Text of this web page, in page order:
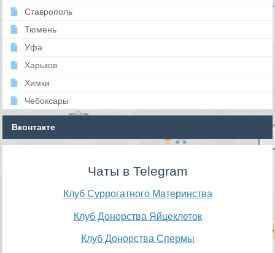
Ставрополь
Тюмень
Уфа
Харьков
Химки
Чебоксары
Вконтакте
Чаты в Telegram
Клуб Суррогатного Материнства
Клуб Донорства Яйцеклеток
Клуб Донорства Спермы